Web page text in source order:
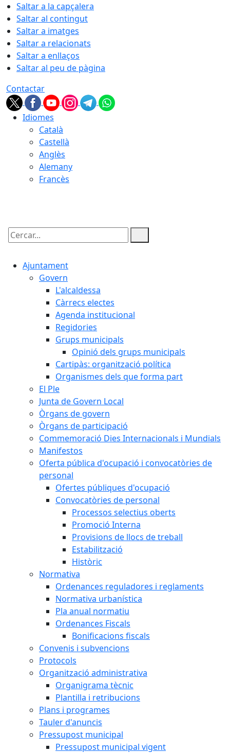
Saltar a la capçalera
Saltar al contingut
Saltar a imatges
Saltar a relacionats
Saltar a enllaços
Saltar al peu de pàgina
Contactar
Idiomes
Català
Castellà
Anglès
Alemany
Francès
Cercar:
Ajuntament
Govern
L'alcaldessa
Càrrecs electes
Agenda institucional
Regidories
Grups municipals
Opinió dels grups municipals
Cartipàs: organització política
Organismes dels que forma part
El Ple
Junta de Govern Local
Òrgans de govern
Òrgans de participació
Commemoració Dies Internacionals i Mundials
Manifestos
Oferta pública d'ocupació i convocatòries de
personal
Ofertes públiques d'ocupació
Convocatòries de personal
Processos selectius oberts
Promoció Interna
Provisions de llocs de treball
Estabilització
Històric
Normativa
Ordenances reguladores i reglaments
Normativa urbanística
Pla anual normatiu
Ordenances Fiscals
Bonificacions fiscals
Convenis i subvencions
Protocols
Organització administrativa
Organigrama tècnic
Plantilla i retribucions
Plans i programes
Tauler d'anuncis
Pressupost municipal
Pressupost municipal vigent